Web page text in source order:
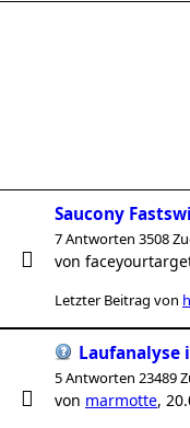
Saucony
7 Antworten 3508
von
Letzter Beitrag von
Laufanalyse
5 Antworten 23489
von marmotte,